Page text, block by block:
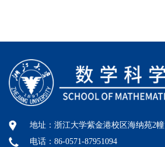
地址：浙江大学紫金港校区海纳苑2幢
电话：86-0571-87951094